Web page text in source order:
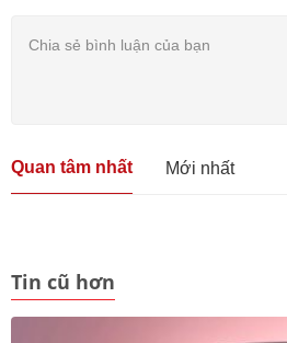
Quan tâm nhất Mới nhất
Tin cũ hơn